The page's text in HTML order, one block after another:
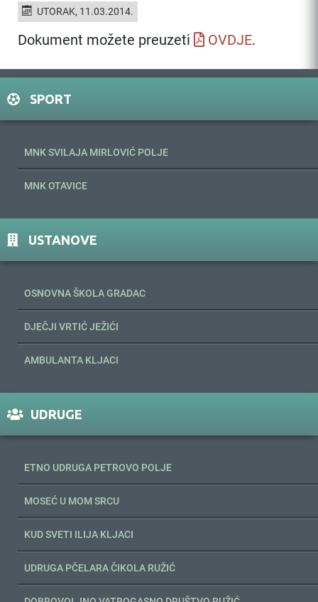
UTORAK, 11.03.2014.
Dokument možete preuzeti OVDJE.
SPORT
MNK SVILAJA MIRLOVIĆ POLJE
MNK OTAVICE
USTANOVE
OSNOVNA ŠKOLA GRADAC
DJEČJI VRTIĆ JEŽIĆI
AMBULANTA KLJACI
UDRUGE
ETNO UDRUGA PETROVO POLJE
MOSEĆ U MOM SRCU
KUD SVETI ILIJA KLJACI
UDRUGA PČELARA ČIKOLA RUŽIĆ